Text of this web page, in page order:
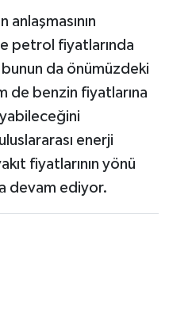
petrol fiyatlarında
da önümüzdeki
de benzin fiyatlarına
enerji
fiyatlarının yönü
devam ediyor.